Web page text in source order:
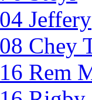
Jeffery
Chey
Rem